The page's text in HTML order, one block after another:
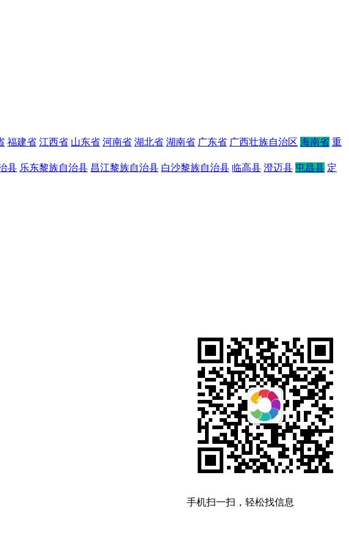
福建省 江西省 山东省 河南省 湖北省 湖南省 广东省 广西壮族自治区 海南省 重
县 乐东黎族自治县 昌江黎族自治县 白沙黎族自治县 临高县 澄迈县 屯昌县 定
手机扫一扫，轻松找信息